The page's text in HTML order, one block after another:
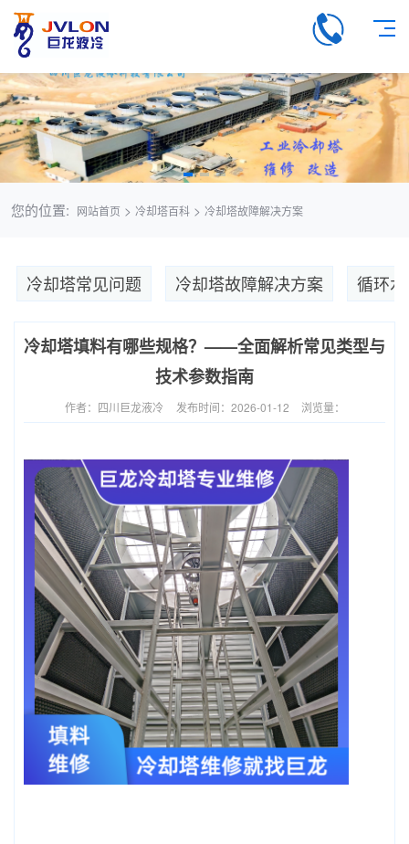
您的位置: 网站首页 > 冷却塔百科> 冷却塔故障解决方案
冷却塔常见问题 冷却塔故障解决方案 循环
冷却塔填料有哪些规格？——全面解析常见类型与
技术参数指南
作者：四川巨龙液冷 发布时间：2026-01-12 浏览量：